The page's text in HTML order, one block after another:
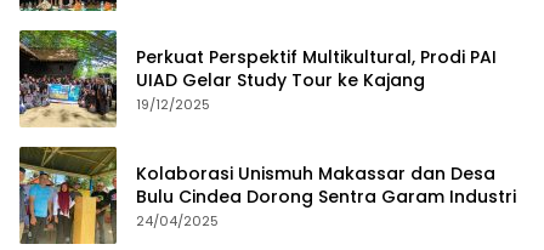
Perkuat Perspektif Multikultural, Prodi PAI
UIAD Gelar Study Tour ke Kajang
19/12/2025
Kolaborasi Unismuh Makassar dan Desa
Bulu Cindea Dorong Sentra Garam Industri
24/04/2025